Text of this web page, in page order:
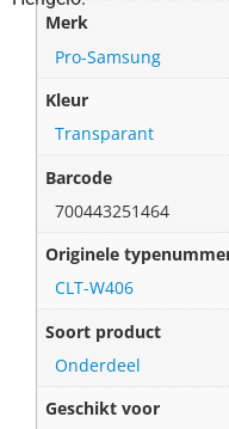
Merk
Pro-Samsung
Kleur
Transparant
Barcode
700443251464
Originele
CLT-W406
Soort product
Onderdeel
Geschikt voor